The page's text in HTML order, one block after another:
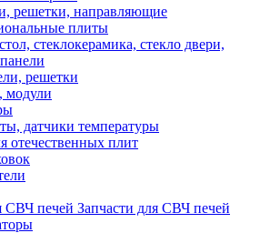
решетки, направляющие
плиты
стеклокерамика, стекло двери,
решетки
модули
датчики температуры
отечественных плит
Запчасти для СВЧ печей